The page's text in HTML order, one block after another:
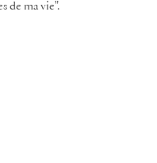
de ma vie".